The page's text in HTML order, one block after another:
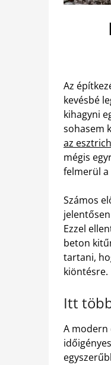
Az
kevésbé
kihagyni
sohasem
az
mégis
felmerül a
Számos
Ezzel
beton
tartani,
kiöntésre.
Itt
A modern